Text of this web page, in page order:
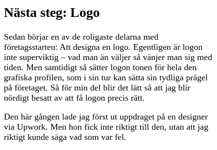
Nästa steg: Logo
Sedan börjar en av de roligaste delarna med
företagsstarten: Att designa en logo. Egentligen är logon
inte superviktig – vad man än väljer så vänjer man sig med
tiden. Men samtidigt så sätter logon tonen för hela den
grafiska profilen, som i sin tur kan sätta sin tydliga prägel
på företaget. Så för min del blir det lätt så att jag blir
nördigt besatt av att få logon precis rätt.
Den här gången lade jag först ut uppdraget på en designer
via Upwork. Men hon fick inte riktigt till den, utan att jag
riktigt kunde säga vad som var fel.